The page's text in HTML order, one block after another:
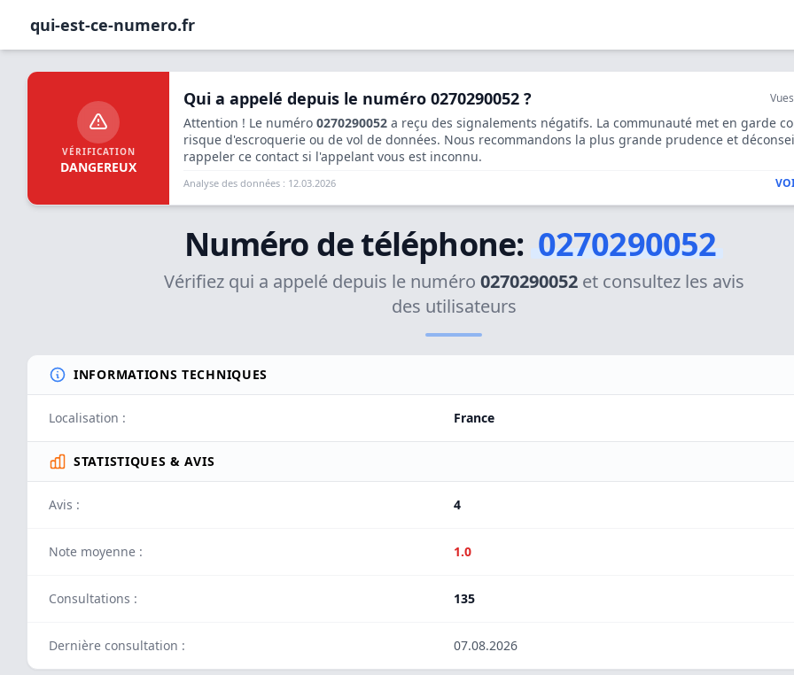
qui-est-ce-numero.fr
VÉRIFICATION
DANGEREUX
Qui a appelé depuis le numéro 0270290052 ?
Attention ! Le numéro 0270290052 a reçu des signalements négatifs. La communauté met en garde
risque d'escroquerie ou de vol de données. Nous recommandons la plus grande prudence et
rappeler ce contact si l'appelant vous est inconnu.
Analyse des données : 12.03.2026
Numéro de téléphone: 0270290052
Vérifiez qui a appelé depuis le numéro 0270290052et consultez les avis
des utilisateurs
INFORMATIONS TECHNIQUES
Localisation : France
STATISTIQUES & AVIS
Avis : 4
Note moyenne : 1.0
Consultations : 135
Dernière consultation : 07.08.2026